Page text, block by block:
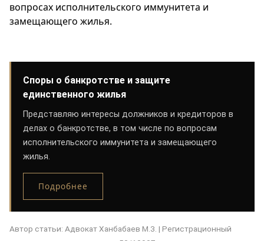
вопросах исполнительского иммунитета и
замещающего жилья.
Споры о банкротстве и защите
единственного жилья
Представляю интересы должников и кредиторов в
делах о банкротстве, в том числе по вопросам
исполнительского иммунитета и замещающего
жилья.
Подробнее
Автор статьи: Адвокат Ханбабаев М.З. | Регистрационный